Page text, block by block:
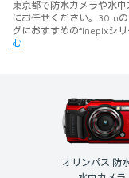
東京都で防水カメラや水
にお任せください。30m
グにおすすめのfinepixシ
む
オリンパス 防